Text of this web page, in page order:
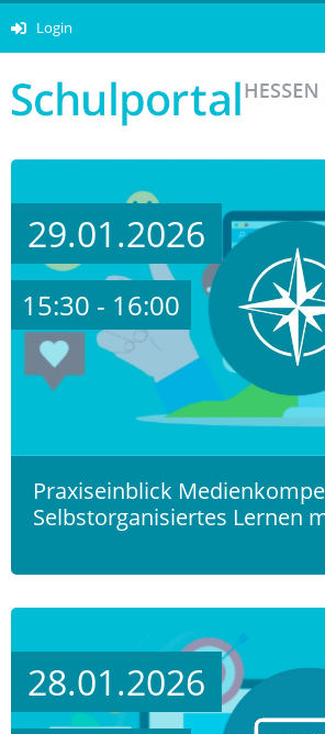
Login
29.01.2026
15:30 - 16:00
Praxiseinblick
Selbstorganisiertes Lernen
28.01.2026